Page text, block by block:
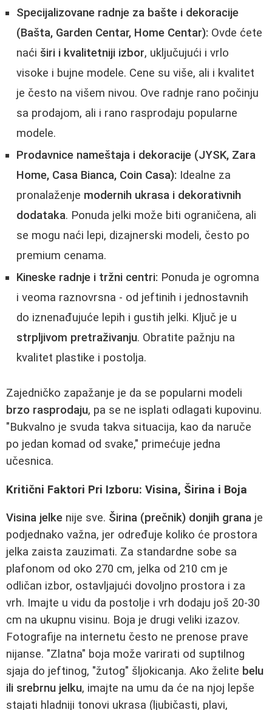
Specijalizovane radnje za bašte i dekoracije
(Bašta, Garden Centar, Home Centar): Ovde ćete
naći širi i kvalitetniji izbor, uključujući i vrlo
visoke i bujne modele. Cene su više, ali i kvalitet
je često na višem nivou. Ove radnje rano počinju
sa prodajom, ali i rano rasprodaju popularne
modele.
Prodavnice nameštaja i dekoracije (JYSK, Zara
Home, Casa Bianca, Coin Casa): Idealne za
pronalaženje modernih ukrasa i dekorativnih
dodataka. Ponuda jelki može biti ograničena, ali
se mogu naći lepi, dizajnerski modeli, često po
premium cenama.
Kineske radnje i tržni centri: Ponuda je ogromna
i veoma raznovrsna - od jeftinih i jednostavnih
do iznenađujuće lepih i gustih jelki. Ključ je u
strpljivom pretraživanju. Obratite pažnju na
kvalitet plastike i postolja.
Zajedničko zapažanje je da se popularni modeli
brzo rasprodaju, pa se ne isplati odlagati kupovinu.
"Bukvalno je svuda takva situacija, kao da naruče
po jedan komad od svake," primećuje jedna
učesnica.
Kritični Faktori Pri Izboru: Visina, Širina i Boja
Visina jelke nije sve. Širina (prečnik) donjih grana je
podjednako važna, jer određuje koliko će prostora
jelka zaista zauzimati. Za standardne sobe sa
plafonom od oko 270 cm, jelka od 210 cm je
odličan izbor, ostavljajući dovoljno prostora i za
vrh. Imajte u vidu da postolje i vrh dodaju još 20-30
cm na ukupnu visinu. Boja je drugi veliki izazov.
Fotografije na internetu često ne prenose prave
nijanse. "Zlatna" boja može varirati od suptilnog
sjaja do jeftinog, "žutog" šljokicanja. Ako želite belu
ili srebrnu jelku, imajte na umu da će na njoj lepše
stajati hladniji tonovi ukrasa (ljubičasti, plavi,